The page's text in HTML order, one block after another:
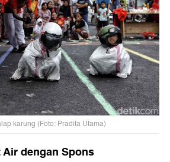
karung (Foto: Pradita Utama)
dengan Spons